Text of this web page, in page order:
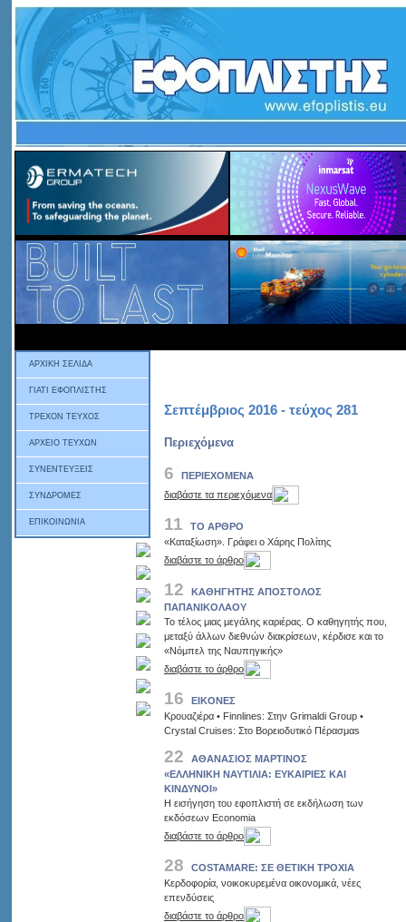
ΑΡΧΙΚΗ ΣΕΛΙΔΑ
ΓΙΑΤΙ ΕΦΟΠΛΙΣΤΗΣ
ΤΡΕΧΟΝ ΤΕΥΧΟΣ
ΑΡΧΕΙΟ ΤΕΥΧΩΝ
ΣΥΝΕΝΤΕΥΞΕΙΣ
ΣΥΝΔΡΟΜΕΣ
ΕΠΙΚΟΙΝΩΝΙΑ
Σεπτέμβριος 2016 - τεύχος 281
Περιεχόμενα
6
ΠΕΡΙΕΧΟΜΕΝΑ
διαβάστε τα περιεχόμενα
11
ΤΟ ΑΡΘΡΟ
«Καταξίωση». Γράφει ο Χάρης Πολίτης
διαβάστε το άρθρο
12
ΚΑΘΗΓΗΤΗΣ ΑΠΟΣΤΟΛΟΣ
ΠΑΠΑΝΙΚΟΛΑΟΥ
Το τέλος μιας μεγάλης καριέρας. Ο καθηγητής που,
μεταξύ άλλων διεθνών διακρίσεων, κέρδισε και το
«Νόμπελ της Ναυπηγικής»
διαβάστε το άρθρο
16
EIKONEΣ
Κρουαζιέρα • Finnlines: Στην Grimaldi Group •
Crystal Cruises: Στο Βορειοδυτικό Πέρασμαs
22
ΑΘΑΝΑΣΙΟΣ ΜΑΡΤΙΝΟΣ
«ΕΛΛΗΝΙΚΗ ΝΑΥΤΙΛΙΑ: ΕΥΚΑΙΡΙΕΣ ΚΑΙ
ΚΙΝΔΥΝΟΙ»
Η εισήγηση του εφοπλιστή σε εκδήλωση των
εκδόσεων Economia
διαβάστε το άρθρο
28
COSTAMARE: ΣΕ ΘΕΤΙΚΗ ΤΡΟΧΙΑ
Κερδοφορία, νοικοκυρεμένα οικονομικά, νέες
επενδύσεις
διαβάστε το άρθρο